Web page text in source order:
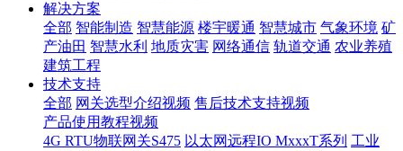
解决方案
全部 智能制造 智慧能源 楼宇暖通 智慧城市 气象环境 矿
产油田 智慧水利 地质灾害 网络通信 轨道交通 农业养殖
建筑工程
技术支持
全部 网关选型介绍视频 售后技术支持视频
产品使用教程视频
4G RTU物联网关S475 以太网远程IO MxxxT系列 工业